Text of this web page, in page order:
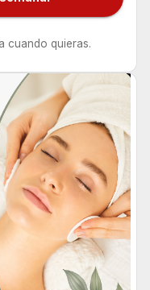
cuando quieras.